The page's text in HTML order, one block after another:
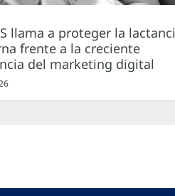
llama a proteger la
frente a la creciente
del marketing digital